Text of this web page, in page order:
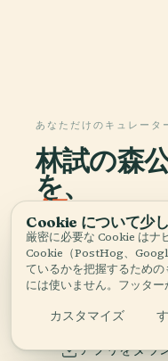
あなただけのキュレータ
林試の森
を、
語る。
96か国1,100以上の
ド。歴史、物語、
みいただけます。
アプリをダウ
Cookie について少
厳密に必要な Cookie はナ
Cookie（PostHog、
ているかを把握するため
には使いません。フッター
カスタマイズ